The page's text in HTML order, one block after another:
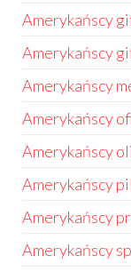
Amerykańscy
Amerykańscy
Amerykańscy
Amerykańscy
Amerykańscy
Amerykańscy
Amerykańscy
Amerykańscy